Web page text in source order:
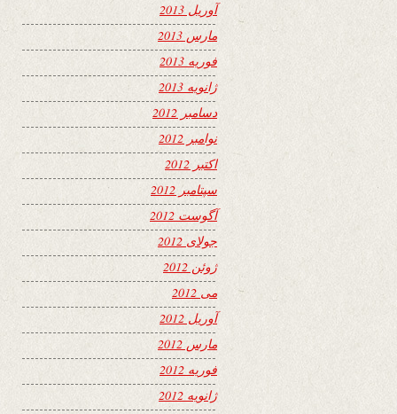
آوریل 2013
مارس 2013
فوریه 2013
ژانویه 2013
دسامبر 2012
نوامبر 2012
اکتبر 2012
سپتامبر 2012
آگوست 2012
جولای 2012
ژوئن 2012
می 2012
آوریل 2012
مارس 2012
فوریه 2012
ژانویه 2012